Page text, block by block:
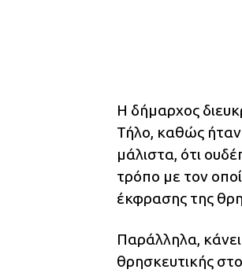
Η δήμαρχος
Τήλο, καθώς ήταν
μάλιστα, ότι
τρόπο με τον
έκφρασης της
Παράλληλα,
θρησκευτικής